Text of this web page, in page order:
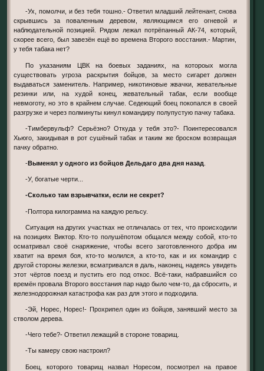
-Ух, помолчи, и без тебя тошно.- Ответил младший лейтенант, снова
скрывшись за поваленным деревом, являющимся его огневой и
наблюдательной позицией. Рядом лежал потрёпанный АК-74, который,
скорее всего, был завезён ещё во времена Второго восстания.- Мартин,
у тебя табака нет?
По указаниям ЦВК на боевых заданиях, на котороых могла
существовать угроза раскрытия бойцов, за место сигарет должен
выдаваться заменитель. Например, никотиновые жвачки, жевательные
резинки или, на худой конец, жевательный табак, если вообще
невмоготу, но это в крайнем случае. Седеющий боец покопался в своей
разгрузке и через полминуты кинул командиру полупустую пачку табака.
-Тимбервульф? Серьёзно? Откуда у тебя это?- Поинтересовался
Хьюго, закидывая в рот сушёный табак и таким же броском возвращая
пачку обратно.
-Выменял у одного из бойцов Дельдаго два дня назад
-У, богатые черти...
-Сколько там взрывчатки, если не секрет?
-Полтора килограмма на каждую рельсу.
Ситуация на других участках не отличалась от тех, что происходили
на позициях Виктор. Кто-то полушёпотом общался между собой, кто-то
осматривал своё снаряжение, чтобы всего заготовленного добра им
хватит на время боя, кто-то молился, а кто-то, как и их командир с
другой стороны железки, всматривался в даль, наконец, надеясь увидеть
этот чёртов поезд и пустить его под откос. Всё-таки, набравшийся со
времён провала Второго восстания пар надо было чем-то, да сбросить, и
железнодорожная катастрофа как раз для этого и подходила.
-Эй, Норес, Норес!- Прохрипел один из бойцов, занявший место за
стволом дерева.
-Чего тебе?- Ответил лежащий в стороне товарищ.
-Ты камеру свою настроил?
Боец, которого товарищ назвал Норесом, посмотрел на правое